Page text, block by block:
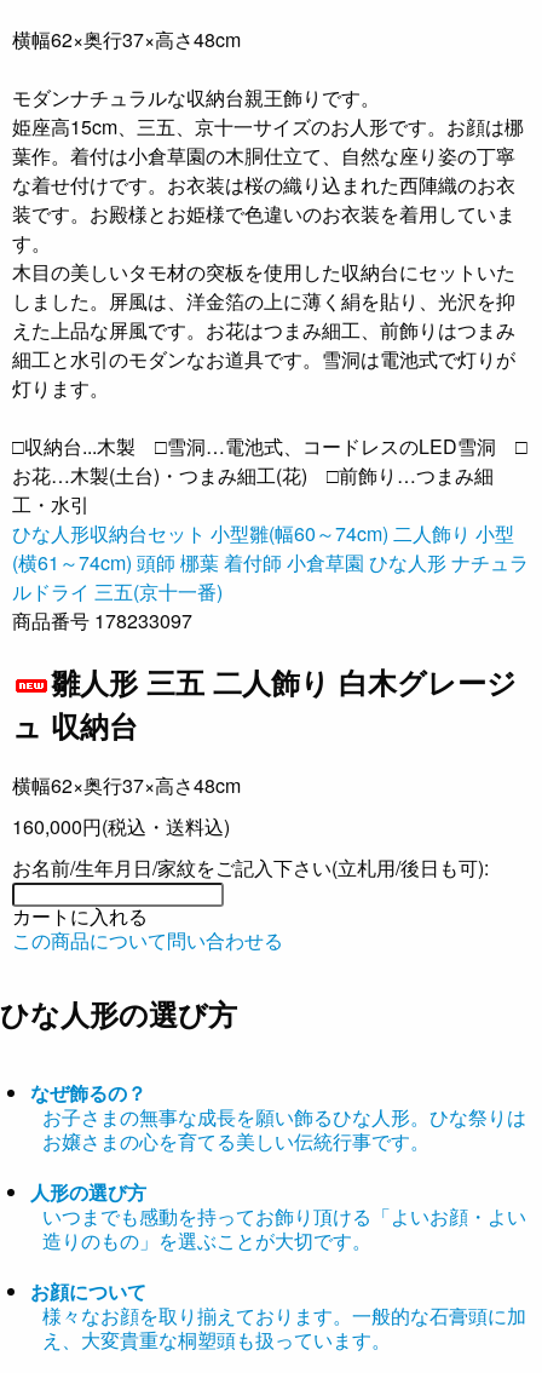
横幅62×奥行37×高さ48cm
モダンナチュラルな収納台親王飾りです。
姫座高15cm、三五、京十一サイズのお人形です。お顔は梛
葉作。着付は小倉草園の木胴仕立て、自然な座り姿の丁寧
な着せ付けです。お衣装は桜の織り込まれた西陣織のお衣
装です。お殿様とお姫様で色違いのお衣装を着用していま
す。
木目の美しいタモ材の突板を使用した収納台にセットいた
しました。屏風は、洋金箔の上に薄く絹を貼り、光沢を抑
えた上品な屏風です。お花はつまみ細工、前飾りはつまみ
細工と水引のモダンなお道具です。雪洞は電池式で灯りが
灯ります。
□収納台...木製 □雪洞…電池式、コードレスのLED雪洞 □
お花…木製(土台)・つまみ細工(花) □前飾り…つまみ細
工・水引
ひな人形収納台セット 小型雛(幅60～74cm) 二人飾り 小型
(横61～74cm) 頭師 梛葉着付師 小倉草園 ひな人形 ナチュラ
ルドライ 三五(京十一番)
商品番号 178233097
雛人形 三五 二人飾り 白木グレージ
ュ 収納台
横幅62×奥行37×高さ48cm
160,000円(税込・送料込)
お名前/生年月日/家紋をご記入下さい(立札用/後日も可):
カートに入れる
この商品について問い合わせる
ひな人形の選び方
なぜ飾るの？
お子さまの無事な成長を願い飾るひな人形。ひな祭りは
お嬢さまの心を育てる美しい伝統行事です。
人形の選び方
いつまでも感動を持ってお飾り頂ける「よいお顔・よい
造りのもの」を選ぶことが大切です。
お顔について
様々なお顔を取り揃えております。一般的な石膏頭に加
え、大変貴重な桐塑頭も扱っています。